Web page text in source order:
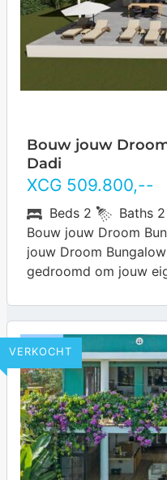
Bouw jouw
Dadi
XCG 509.800,--
Beds 2 Baths 2
Bouw jouw Droom
jouw Droom
gedroomd om jouw
VERKOCHT